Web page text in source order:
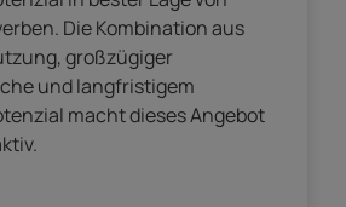
Die Kombination aus
großzügiger
und langfristigem
macht dieses Angebot